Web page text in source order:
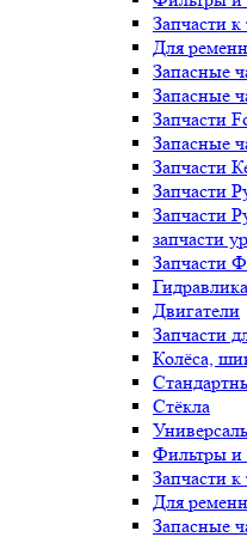
Запчасти
Для
Запасные
Запасные
Запчасти
Запасные
Запчасти
Запчасти
Запчасти
запчасти
Запчасти
Гидравлика
Двигатели
Запчасти
Колёса,
Стёкла
Фильтры
Запчасти
Для
Запасные